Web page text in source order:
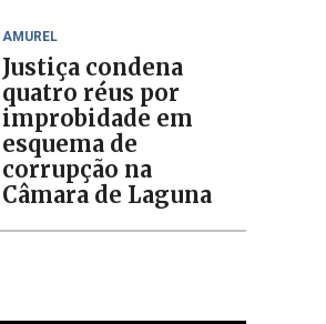
AMUREL
Justiça condena
quatro réus por
improbidade em
esquema de
corrupção na
Câmara de Laguna